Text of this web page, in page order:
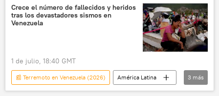
gas natural licuado (GNL)
Crece el número de fallecidos y heridos
tras los devastadores sismos en
Venezuela
1 de julio, 18:40 GMT
📰 Terremoto en Venezuela (2026)
América Latina
Venezuela
Jorge Rodríguez
3 más